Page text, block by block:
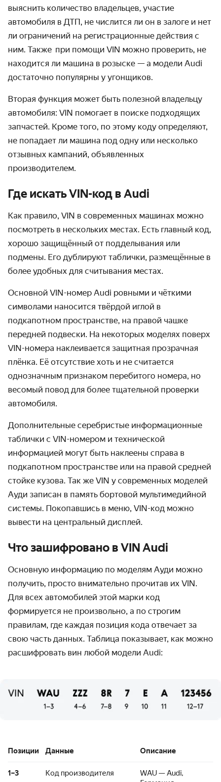
выяснить количество владельцев, участие
автомобиля в ДТП, не числится ли он в залоге и нет
ли ограничений на регистрационные действия с
ним. Также при помощи VIN можно проверить, не
находится ли машина в розыске — а модели Audi
достаточно популярны у угонщиков.
Вторая функция может быть полезной владельцу
автомобиля: VIN помогает в поиске подходящих
запчастей. Кроме того, по этому коду определяют,
не попадает ли машина под одну или несколько
отзывных кампаний, объявленных
производителем.
Где искать VIN-код в Audi
Как правило, VIN в современных машинах можно
посмотреть в нескольких местах. Есть главный код,
хорошо защищённый от подделывания или
подмены. Его дублируют таблички, размещённые в
более удобных для считывания местах.
Основной VIN-номер Audi ровными и чёткими
символами наносится твёрдой иглой в
подкапотном пространстве, на правой чашке
передней подвески. На некоторых моделях поверх
VIN-номера наклеивается защитная прозрачная
плёнка. Её отсутствие хоть и не считается
однозначным признаком перебитого номера, но
весомый повод для более тщательной проверки
автомобиля.
Дополнительные серебристые информационные
таблички с VIN-номером и технической
информацией могут быть наклеены справа в
подкапотном пространстве или на правой средней
стойке кузова. Так же VIN у современных моделей
Ауди записан в память бортовой мультимедийной
системы. Покопавшись в меню, VIN-код можно
вывести на центральный ­дисплей.
Что зашифровано в VIN Audi
Основную информацию по моделям Ауди можно
получить, просто внимательно прочитав их VIN.
Для всех автомобилей этой марки код
формируется не произвольно, а по строгим
правилам, где каждая позиция кода отвечает за
свою часть данных. Таблица показывает, как можно
расшифровать вин любой модели Audi:
Позиции Данные Описание
1–3 Код производителя
WAU — Audi,